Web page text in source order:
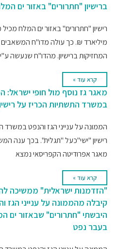
ברישיון "חתרורים" באזור ים
מיליארד ₪. כך עולה מדו"ח
המחזיקות ברישיון. מהדו"ח שנעשה ע"י
קרא עוד »
מאגר גז נוסף מול חופי ישראל:
במשרד התשתיות הכריז על
הממונה על ענייני הגז והנפט במשרד
רישיון "ישי"כעל "תגלית". בכך ענה
מאגר אפרודיטה הקפריסאי נמצא
קרא עוד »
"הזדמנות ישראלית" ממשיכה
היבשתי "חתרורים" שבאזור ים
בעבר נפט